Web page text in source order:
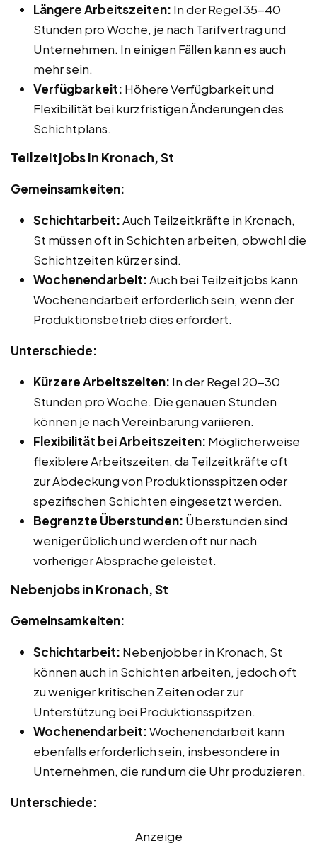
Längere Arbeitszeiten: In der Regel 35-40
Stunden pro Woche, je nach Tarifvertrag und
Unternehmen. In einigen Fällen kann es auch
mehr sein.
Verfügbarkeit: Höhere Verfügbarkeit und
Flexibilität bei kurzfristigen Änderungen des
Schichtplans.
Teilzeitjobs in Kronach, St
Gemeinsamkeiten:
Schichtarbeit:Auch Teilzeitkräfte in Kronach,
St müssen oft in Schichten arbeiten, obwohl die
Schichtzeiten kürzer sind.
Wochenendarbeit:Auch bei Teilzeitjobs kann
Wochenendarbeit erforderlich sein, wenn der
Produktionsbetrieb dies erfordert.
Unterschiede:
Kürzere Arbeitszeiten: In der Regel 20-30
Stunden pro Woche. Die genauen Stunden
können je nach Vereinbarung variieren.
Flexibilität bei Arbeitszeiten: Möglicherweise
flexiblere Arbeitszeiten, da Teilzeitkräfte oft
zur Abdeckung von Produktionsspitzen oder
spezifischen Schichten eingesetzt werden.
Begrenzte Überstunden: Überstunden sind
weniger üblich und werden oft nur nach
vorheriger Absprache geleistet.
Nebenjobs in Kronach, St
Gemeinsamkeiten:
Schichtarbeit: Nebenjobber in Kronach, St
können auch in Schichten arbeiten, jedoch oft
zu weniger kritischen Zeiten oder zur
Unterstützung bei Produktionsspitzen.
Wochenendarbeit:Wochenendarbeit kann
ebenfalls erforderlich sein, insbesondere in
Unternehmen, die rund um die Uhr produzieren.
Unterschiede:
Anzeige